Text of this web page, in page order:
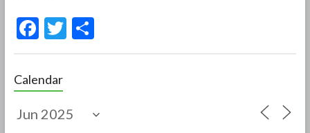
F
e
b
o
T S
Calendar